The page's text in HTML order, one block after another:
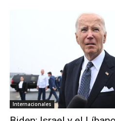
Internacionales